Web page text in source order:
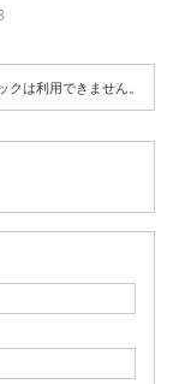
クは利用できません。